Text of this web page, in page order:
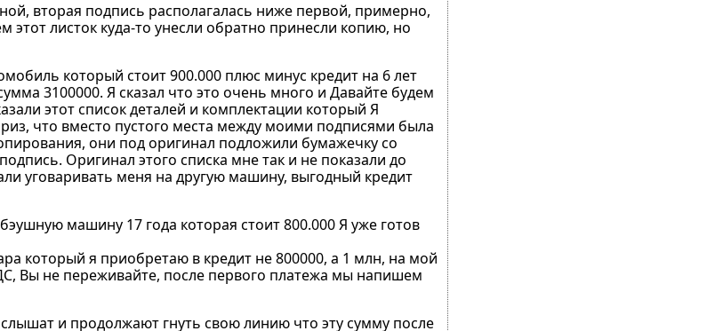
вторая подпись располагалась ниже первой, примерно,
листок куда-то унесли обратно принесли копию, но
который стоит 900.000 плюс минус кредит на 6 лет
3100000. Я сказал что это очень много и Давайте будем
этот список деталей и комплектации который Я
что вместо пустого места между моими подписями была
они под оригинал подложили бумажечку со
Оригинал этого списка мне так и не показали до
уговаривать меня на другую машину, выгодный кредит
машину 17 года которая стоит 800.000 Я уже готов
который я приобретаю в кредит не 800000, а 1 млн, на мой
Вы не переживайте, после первого платежа мы напишем
и продолжают гнуть свою линию что эту сумму после